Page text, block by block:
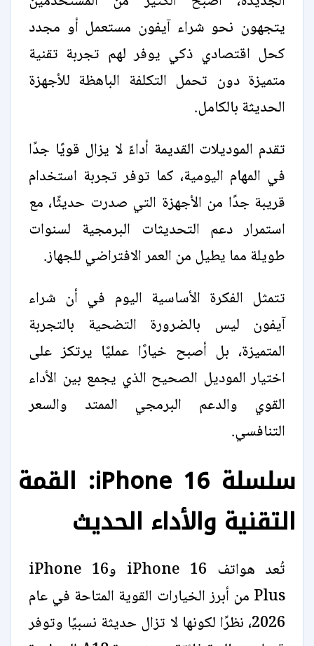
يتجهون نحو شراء آيفون مستعمل أو مجدد
كحل اقتصادي ذكي يوفر لهم تجربة تقنية
متميزة دون تحمل التكلفة الباهظة للأجهزة
الحديثة بالكامل.
تقدم الموديلات القديمة أداءً لا يزال قويًا جدًا
في المهام اليومية، كما توفر تجربة استخدام
قريبة جدًا من الأجهزة التي صدرت حديثًا، مع
استمرار دعم التحديثات البرمجية لسنوات
طويلة مما يطيل من العمر الافتراضي للجهاز.
تتمثل الفكرة الأساسية اليوم في أن شراء
آيفون ليس بالضرورة التضحية بالتجربة
المتميزة، بل أصبح خيارًا عمليًا يرتكز على
اختيار الموديل الصحيح الذي يجمع بين الأداء
القوي والدعم البرمجي الممتد والسعر
التنافسي.
سلسلة iPhone 16: القمة
التقنية والأداء الحديث
تُعد هواتف iPhone 16 وiPhone 16
Plus من أبرز الخيارات القوية المتاحة في عام
2026، نظرًا لكونها لا تزال حديثة نسبيًا وتوفر